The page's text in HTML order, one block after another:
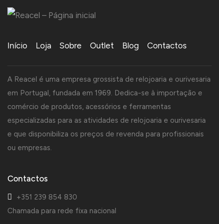
Início Loja Sobre Outlet Blog Contactos
A Reacel é uma empresa grossista de relojoaria e ourivesaria
em Portugal, fundada em 1969. Dedica-se à importação e
comércio de produtos, acessórios e ferramentas
especializadas para as atividades de relojoaria e ourivesaria
e que disponibiliza os preços de revenda para profissionais
ou empresas.
Contactos
+351 239 854 830
Chamada para rede fixa nacional